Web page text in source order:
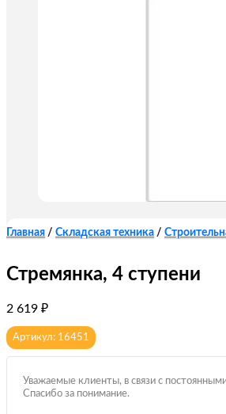
Главная / Складская техника /
Стремянка, 4 ступени
2 619 ₽
Артикул: 16451
Уважаемые клиенты, в связи с
Спасибо за понимание.